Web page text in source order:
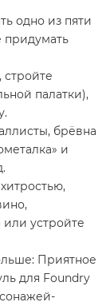
одно из пяти
придумать
палатки),
брёвна
и
или устройте
Приятное
для Foundry